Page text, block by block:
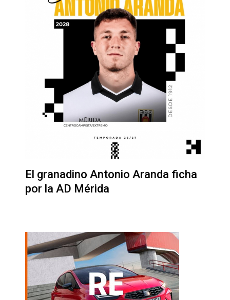
El granadino Antonio Aranda ficha
por la AD Mérida